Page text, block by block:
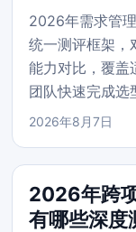
2026年需求管
统一测评框架，
能力对比，覆盖
团队快速完成选
2026年8月7日
2026年跨
有哪些深度